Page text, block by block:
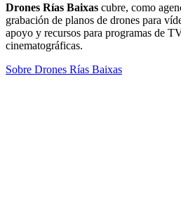
Drones Rías Baixas cubre, como
grabación de planos de drones para
apoyo y recursos para programas de
cinematográficas.
Sobre Drones Rías Baixas